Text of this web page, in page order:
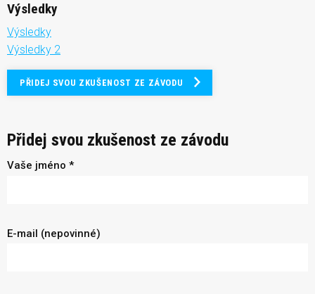
Výsledky
Výsledky
Výsledky 2
PŘIDEJ SVOU ZKUŠENOST ZE ZÁVODU
Přidej svou zkušenost ze závodu
Vaše jméno *
E-mail (nepovinné)